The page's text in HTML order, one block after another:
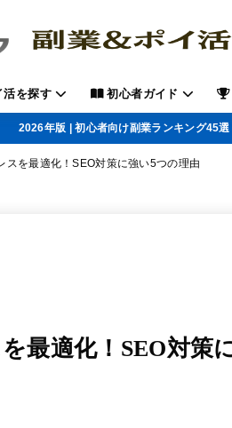
活を探す 初心者ガイド
2026年版 | 初心者向け副業ランキング45
スを最適化！SEO対策に強い5つの理由
最適化！SEO対策